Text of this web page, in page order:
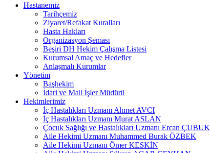
Hastanemiz
Tarihçemiz
Ziyaret/Refakat Kuralları
Hasta Hakları
Organizasyon Şeması
Beşiri DH Hekim Çalışma Listesi
Kurumsal Amaç ve Hedefler
Anlaşmalı Kurumlar
Yönetim
Başhekim
İdari ve Mali İşler Müdürü
Hekimlerimiz
İç Hastalıkları Uzmanı Ahmet AVCI
İç Hastalıkları Uzmanı Murat ASLAN
Çocuk Sağlığı ve Hastalıkları Uzmanı Ercan ÇUBUK
Aile Hekimi Uzmanı Muhammed Burak ÖZBEK
Aile Hekimi Uzmanı Ömer KESKİN